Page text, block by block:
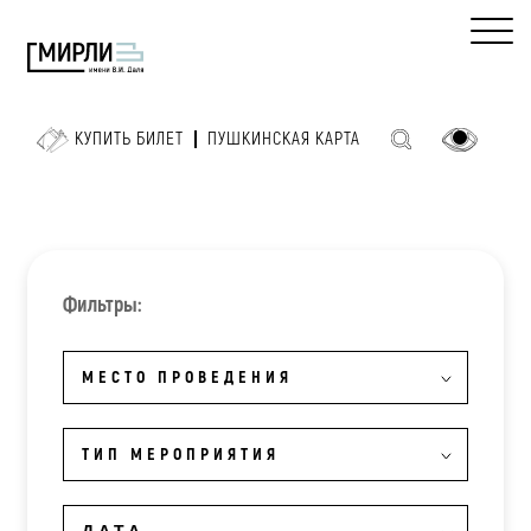
КУПИТЬ БИЛЕТ ПУШКИНСКАЯ КАРТА
Фильтры:
МЕСТО ПРОВЕДЕНИЯ
ТИП МЕРОПРИЯТИЯ